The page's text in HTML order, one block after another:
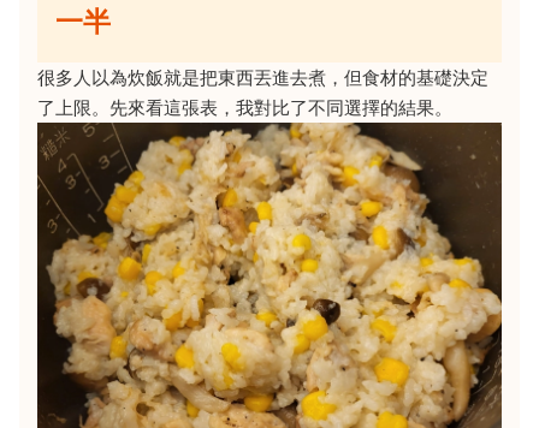
一半
很多人以為炊飯就是把東西丟進去煮，但食材的基礎決定
了上限。先來看這張表，我對比了不同選擇的結果。